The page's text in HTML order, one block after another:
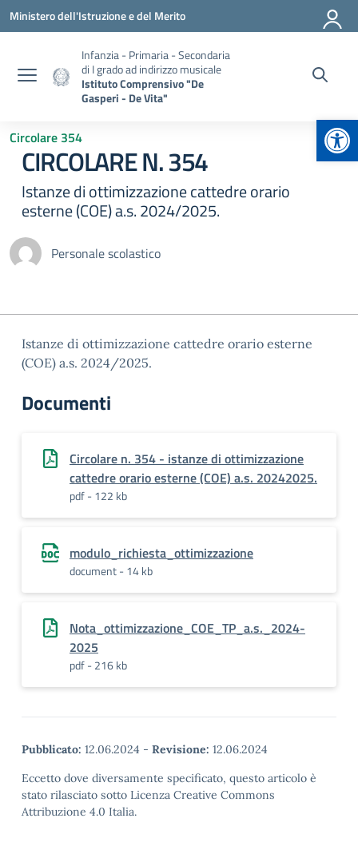
Vai ai contenuti
Vai al menu di navigazione
Vai al footer
Ministero dell'Istruzione e del Merito
Infanzia - Primaria - Secondaria
di I grado ad indirizzo musicale
Istituto Comprensivo "De
Gasperi - De Vita"
Circolare 354
CIRCOLARE N. 354
Istanze di ottimizzazione cattedre orario
esterne (COE) a.s. 2024/2025.
Personale scolastico
Istanze di ottimizzazione cattedre orario esterne
(COE) a.s. 2024/2025.
Documenti
Circolare n. 354 - istanze di ottimizzazione
cattedre orario esterne (COE) a.s. 20242025.
pdf - 122 kb
modulo_richiesta_ottimizzazione
document - 14 kb
Nota_ottimizzazione_COE_TP_a.s._2024-
2025
pdf - 216 kb
Pubblicato: 12.06.2024 - Revisione: 12.06.2024
Eccetto dove diversamente specificato, questo articolo è
stato rilasciato sotto Licenza Creative Commons
Attribuzione 4.0 Italia.